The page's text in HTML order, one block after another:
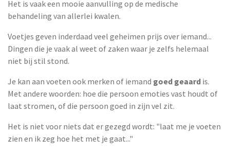
Het is vaak een mooie aanvulling op de medische
behandeling van allerlei kwalen.
Voetjes geven inderdaad veel geheimen prijs over iemand...
Dingen die je vaak al weet of zaken waar je zelfs helemaal
niet bij stil stond.
Je kan aan voeten ook merken of iemand goed geaard is.
Met andere woorden: hoe die persoon emoties vast houdt of
laat stromen, of die persoon goed in zijn vel zit.
Het is niet voor niets dat er gezegd wordt: "laat me je voeten
zien en ik zeg hoe het met je gaat..."